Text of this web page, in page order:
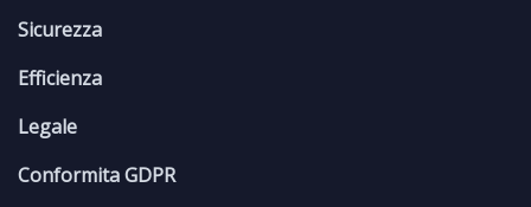
Sicurezza
Efficienza
Legale
Conformita GDPR